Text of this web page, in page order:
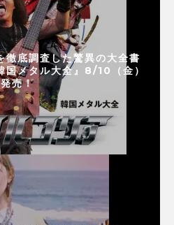
徹底調査した驚異の大全書
国メタル大全』8/10（金）
発売！